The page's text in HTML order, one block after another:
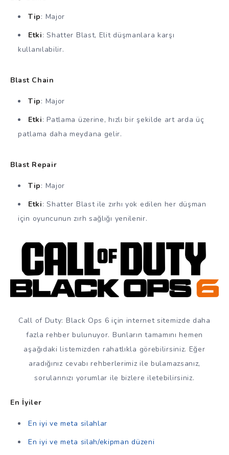
Tip: Major
Etki: Shatter Blast, Elit düşmanlara karşı
kullanılabilir.
Blast Chain
Tip: Major
Etki: Patlama üzerine, hızlı bir şekilde art arda üç
patlama daha meydana gelir.
Blast Repair
Tip: Major
Etki: Shatter Blast ile zırhı yok edilen her düşman
için oyuncunun zırh sağlığı yenilenir.
Call of Duty: Black Ops 6 için internet sitemizde daha
fazla rehber bulunuyor. Bunların tamamını hemen
aşağıdaki listemizden rahatlıkla görebilirsiniz. Eğer
aradığınız cevabı rehberlerimiz ile bulamazsanız,
sorularınızı yorumlar ile bizlere iletebilirsiniz.
En İyiler
En iyi ve meta silahlar
En iyi ve meta silah/ekipman düzeni